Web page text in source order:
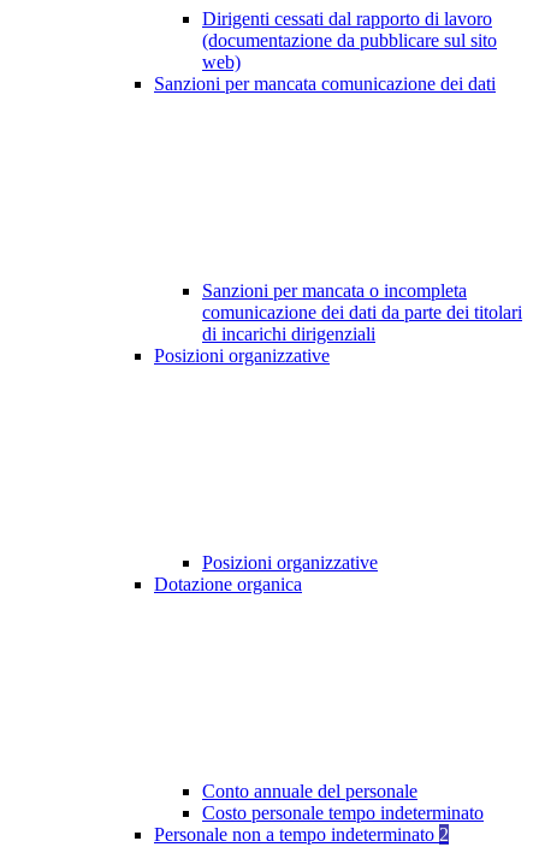
Dirigenti cessati dal rapporto di lavoro
(documentazione da pubblicare sul sito
web)
Sanzioni per mancata comunicazione dei dati
Sanzioni per mancata o incompleta
comunicazione dei dati da parte dei titolari
di incarichi dirigenziali
Posizioni organizzative
Posizioni organizzative
Dotazione organica
Conto annuale del personale
Costo personale tempo indeterminato
Personale non a tempo indeterminato 2